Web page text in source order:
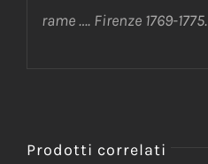
rame …. Firenze 1769-1775.
Prodotti correlati